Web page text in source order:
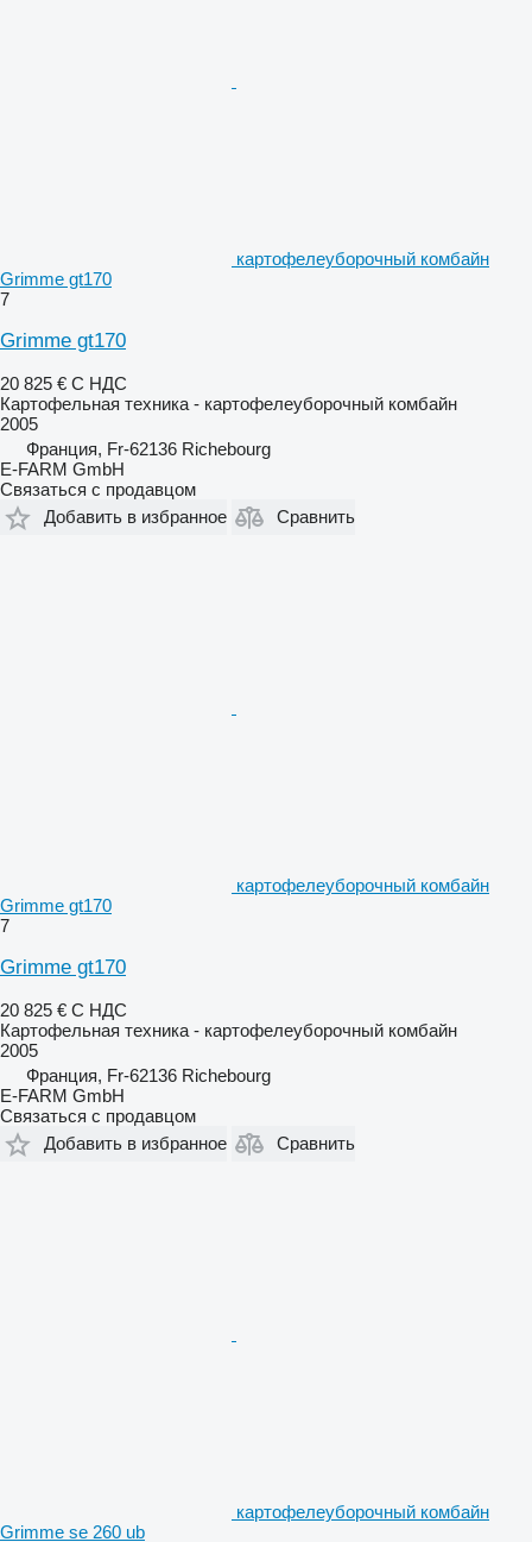
картофелеуборочный комбайн
Grimme gt170
7
Grimme gt170
20 825 € С НДС
Картофельная техника - картофелеуборочный комбайн
2005
Франция, Fr-62136 Richebourg
E-FARM GmbH
Связаться с продавцом
Добавить в избранное
Сравнить
картофелеуборочный комбайн
Grimme gt170
7
Grimme gt170
20 825 € С НДС
Картофельная техника - картофелеуборочный комбайн
2005
Франция, Fr-62136 Richebourg
E-FARM GmbH
Связаться с продавцом
Добавить в избранное
Сравнить
картофелеуборочный комбайн
Grimme se 260 ub